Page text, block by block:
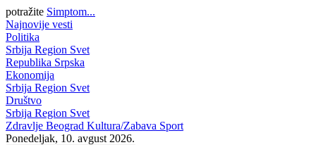
potražite Simptom...
Najnovije vesti
Politika
Srbija Region Svet
Republika Srpska
Ekonomija
Srbija Region Svet
Društvo
Srbija Region Svet
Zdravlje Beograd Kultura/Zabava Sport
Ponedeljak, 10. avgust 2026.